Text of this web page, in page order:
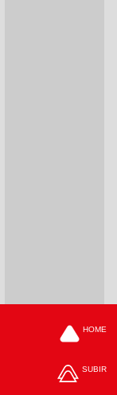
HOME
SUBIR